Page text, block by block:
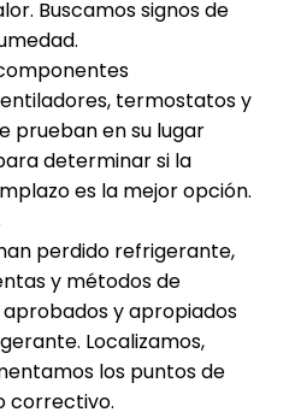
Buscamos signos de
termostatos y
prueban en su lugar
determinar si la
es la mejor opción.
perdido refrigerante,
y métodos de
y apropiados
Localizamos,
los puntos de
correctivo.